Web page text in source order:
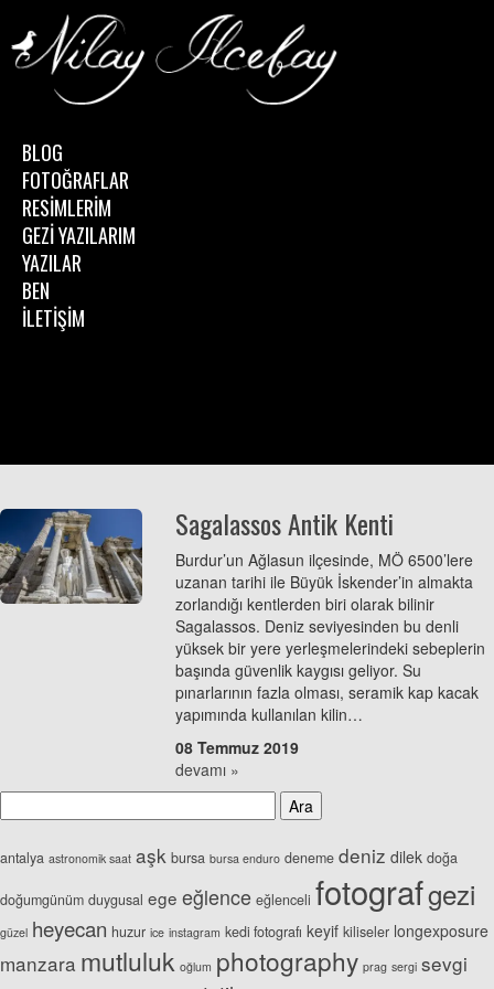
BLOG
FOTOĞRAFLAR
RESİMLERİM
GEZİ YAZILARIM
YAZILAR
BEN
İLETİŞİM
Sagalassos Antik Kenti
Burdur’un Ağlasun ilçesinde, MÖ 6500’lere
uzanan tarihi ile Büyük İskender’in almakta
zorlandığı kentlerden biri olarak bilinir
Sagalassos. Deniz seviyesinden bu denli
yüksek bir yere yerleşmelerindeki sebeplerin
başında güvenlik kaygısı geliyor. Su
pınarlarının fazla olması, seramik kap kacak
yapımında kullanılan kilin…
08 Temmuz 2019
devamı »
antalya astronomik saat aşk bursa bursa enduro deneme deniz dilek doğa
doğumgünüm duygusal ege eğlence eğlenceli fotografgezi
güzel heyecan huzur ice instagram kedi fotografı keyif kiliseler longexposure
manzara mutluluk oğlum photography prag sergi sevgi